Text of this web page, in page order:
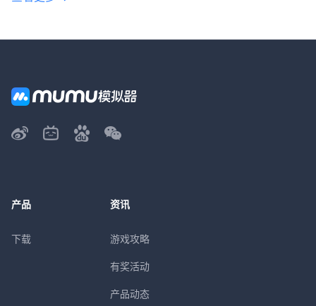
产品
下载
资讯
游戏攻略
有奖活动
产品动态